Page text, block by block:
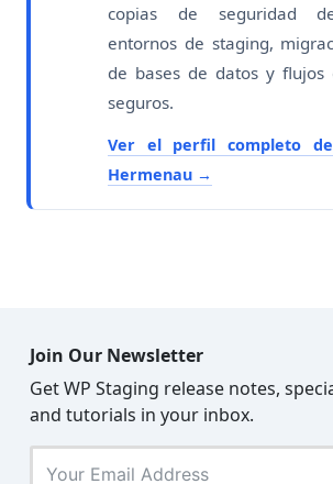
copias de seguridad
entornos de staging,
de bases de datos y flujos
seguros.
Ver el perfil completo
Hermenau
Join Our Newsletter
Get WP Staging release notes,
and tutorials in your inbox.